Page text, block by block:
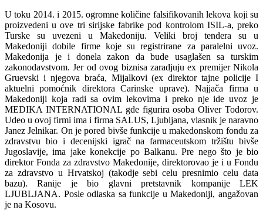
U toku 2014. i 2015. ogromne količine falsifikovanih lekova koji su
proizvedeni u ove tri sirijske fabrike pod kontrolom ISIL-a, preko
Turske su uvezeni u Makedoniju. Veliki broj tendera su u
Makedoniji dobile firme koje su registrirane za paralelni uvoz.
Makedonija je i donela zakon da bude usaglašen sa turskim
zakonodavstvom. Jer od ovog biznisa zaradjuju ex premijer Nikola
Gruevski i njegova braća, Mijalkovi (ex direktor tajne policije I
aktuelni pomoćnik direktora Carinske uprave). Najjača firma u
Makedoniji koja radi sa ovim lekovima i preko nje ide uvoz je
MEDIKA INTERNATIONAL gde figurira osoba Oliver Todorov.
Udeo u ovoj firmi ima i firma SALUS, Ljubljana, vlasnik je naravno
Janez Jelnikar. On je pored bivše funkcije u makedonskom fondu za
zdravstvu bio i decenijski igrač na farmaceutskom tržištu bivše
Jugoslavije, ima jake konekcije po Balkanu. Pre nego što je bio
direktor Fonda za zdravstvo Makedonije, direktorovao je i u Fondu
za zdravstvo u Hrvatskoj (takodje sebi celu presnimio celu data
bazu). Ranije je bio glavni pretstavnik kompanije LEK
LJUBLJANA. Posle odlaska sa funkcije u Makedoniji, angažovan
je na Kosovu.